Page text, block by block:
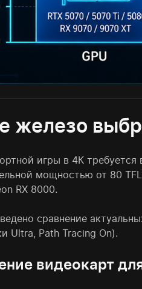
железо
игры в 4К требуется
мощностью от 80
RX 8000.
сравнение
Ultra, Path Tracing On).
видеокарт